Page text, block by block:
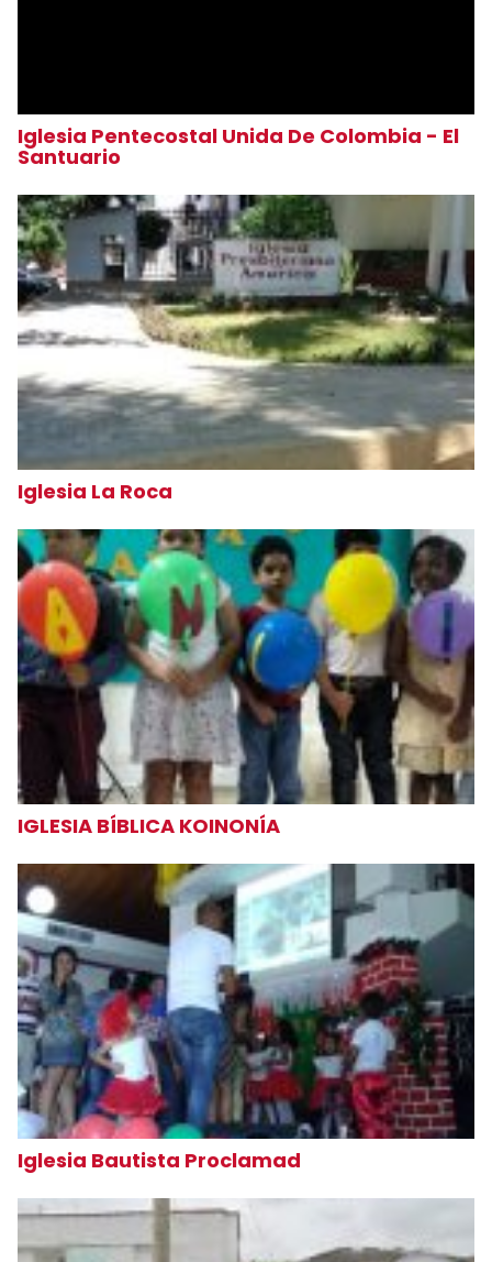
Iglesia Pentecostal Unida De Colombia - El
Santuario
Iglesia La Roca
IGLESIA BÍBLICA KOINONÍA
Iglesia Bautista Proclamad